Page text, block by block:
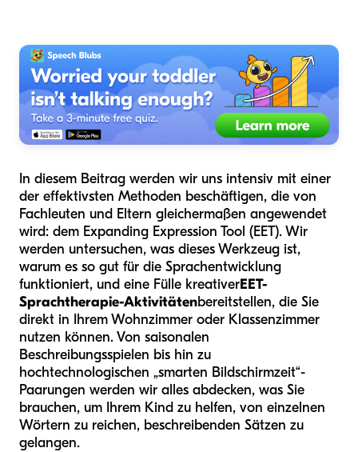
In diesem Beitrag werden wir uns intensiv mit einer
der effektivsten Methoden beschäftigen, die von
Fachleuten und Eltern gleichermaßen angewendet
wird: dem Expanding Expression Tool (EET). Wir
werden untersuchen, was dieses Werkzeug ist,
warum es so gut für die Sprachentwicklung
funktioniert, und eine Fülle kreativerEET-
Sprachtherapie-Aktivitätenbereitstellen, die Sie
direkt in Ihrem Wohnzimmer oder Klassenzimmer
nutzen können. Von saisonalen
Beschreibungsspielen bis hin zu
hochtechnologischen „smarten Bildschirmzeit“-
Paarungen werden wir alles abdecken, was Sie
brauchen, um Ihrem Kind zu helfen, von einzelnen
Wörtern zu reichen, beschreibenden Sätzen zu
gelangen.